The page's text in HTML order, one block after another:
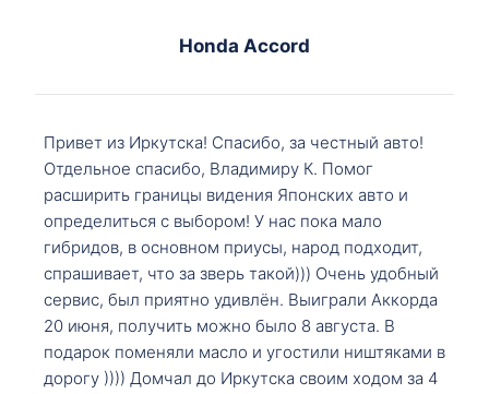
Honda Accord
Привет из Иркутска! Спасибо, за честный авто!
Отдельное спасибо, Владимиру К. Помог
расширить границы видения Японских авто и
определиться с выбором! У нас пока мало
гибридов, в основном приусы, народ подходит,
спрашивает, что за зверь такой))) Очень удобный
сервис, был приятно удивлён. Выиграли Аккорда
20 июня, получить можно было 8 августа. В
подарок поменяли масло и угостили ништяками в
дорогу )))) Домчал до Иркутска своим ходом за 4